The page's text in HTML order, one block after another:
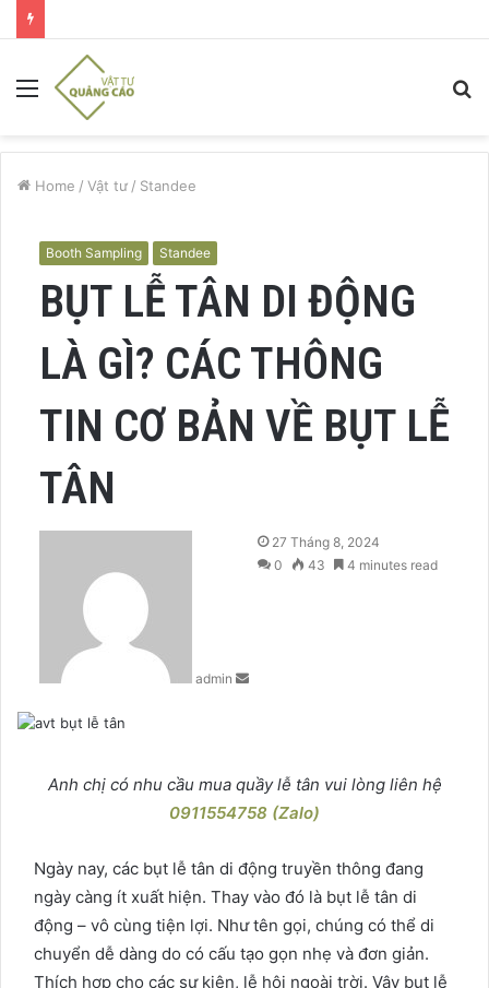
Menu
Home / Vật tư / Standee
Booth Sampling Standee
BỤT LỄ TÂN DI ĐỘNG
LÀ GÌ? CÁC THÔNG
TIN CƠ BẢN VỀ BỤT LỄ
TÂN
admin
Send
an
27 Tháng 8, 2024
0
43 4 minutes read
Anh chị có nhu cầu mua quầy lễ tân vui lòng liên hệ
0911554758 (Zalo)
Ngày nay, các bụt lễ tân di động truyền thông đang
ngày càng ít xuất hiện. Thay vào đó là bụt lễ tân di
động – vô cùng tiện lợi. Như tên gọi, chúng có thể di
chuyển dễ dàng do có cấu tạo gọn nhẹ và đơn giản.
Thích hợp cho các sự kiện, lễ hội ngoài trời. Vậy bụt lễ